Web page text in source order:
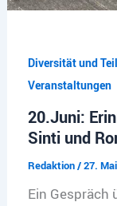
Diversität und
Veranstaltungen
20.Juni:
Sinti und
Redaktion/27.
Ein Gespräch